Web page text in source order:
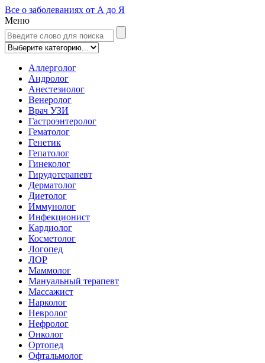
Все о заболеваниях от А до Я
Меню
Аллерголог
Андролог
Анестезиолог
Венеролог
Врач УЗИ
Гастроэнтеролог
Гематолог
Генетик
Гепатолог
Гинеколог
Гирудотерапевт
Дерматолог
Диетолог
Иммунолог
Инфекционист
Кардиолог
Косметолог
Логопед
ЛОР
Маммолог
Мануальный терапевт
Массажист
Нарколог
Невролог
Нефролог
Онколог
Ортопед
Офтальмолог